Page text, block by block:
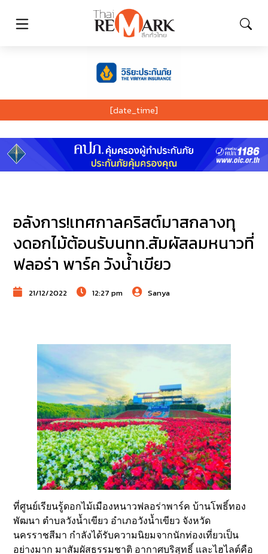
[date_time]
อลังการ!เทศกาลคริสต์มาสกลางทุ
งดอกไม้ต้อนรับนทท.สัมผัสลมหนาวที่
ฟลอร่า พาร์ค วังน้ำเขียว
21/12/2022 12:27 pm Sanya
ที่ศูนย์เรียนรู้ดอกไม้เมืองหนาวฟลอร่าพาร์ค บ้านโพธิ์ทอง
พัฒนา ตำบลวังน้ำเขียว อำเภอวังน้ำเขียว จังหวัด
นครราชสีมา กำลังได้รับความนิยมจากนักท่องเที่ยวเป็น
อย่างมาก มาสัมผัสธรรมชาติ อากาศบริสุทธิ์ และไฮไลต์คือ